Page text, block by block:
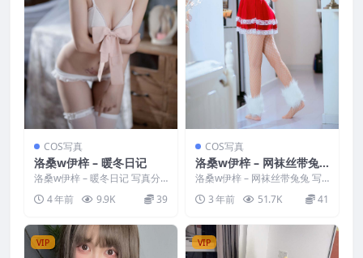
COS写真
洛桑w伊梓 – 暖冬日记
洛桑w伊梓 – 暖冬日记 写真分
类：唯美，参与模特：洛桑w伊
梓 [套图大小]：[...
4 年前 9.9K 39
COS写真
洛桑w伊梓 – 网袜丝带兔
兔
洛桑w伊梓 – 网袜丝带兔兔 写
真分类：唯美，参与模特：洛
桑w伊梓 [套图大小]...
3 年前 51.7K 41
VIP VIP